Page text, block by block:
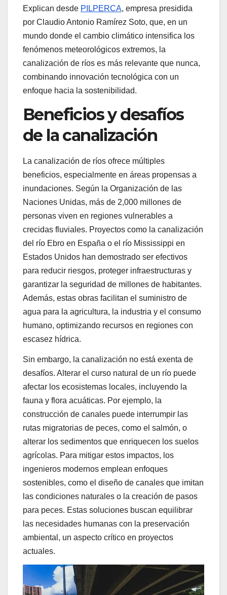
Explican desde PILPERCA, empresa presidida
por Claudio Antonio Ramírez Soto, que, en un
mundo donde el cambio climático intensifica los
fenómenos meteorológicos extremos, la
canalización de ríos es más relevante que nunca,
combinando innovación tecnológica con un
enfoque hacia la sostenibilidad.
Beneficios y desafíos
de la canalización
La canalización de ríos ofrece múltiples
beneficios, especialmente en áreas propensas a
inundaciones. Según la Organización de las
Naciones Unidas, más de 2,000 millones de
personas viven en regiones vulnerables a
crecidas fluviales. Proyectos como la canalización
del río Ebro en España o el río Mississippi en
Estados Unidos han demostrado ser efectivos
para reducir riesgos, proteger infraestructuras y
garantizar la seguridad de millones de habitantes.
Además, estas obras facilitan el suministro de
agua para la agricultura, la industria y el consumo
humano, optimizando recursos en regiones con
escasez hídrica.
Sin embargo, la canalización no está exenta de
desafíos. Alterar el curso natural de un río puede
afectar los ecosistemas locales, incluyendo la
fauna y flora acuáticas. Por ejemplo, la
construcción de canales puede interrumpir las
rutas migratorias de peces, como el salmón, o
alterar los sedimentos que enriquecen los suelos
agrícolas. Para mitigar estos impactos, los
ingenieros modernos emplean enfoques
sostenibles, como el diseño de canales que imitan
las condiciones naturales o la creación de pasos
para peces. Estas soluciones buscan equilibrar
las necesidades humanas con la preservación
ambiental, un aspecto crítico en proyectos
actuales.